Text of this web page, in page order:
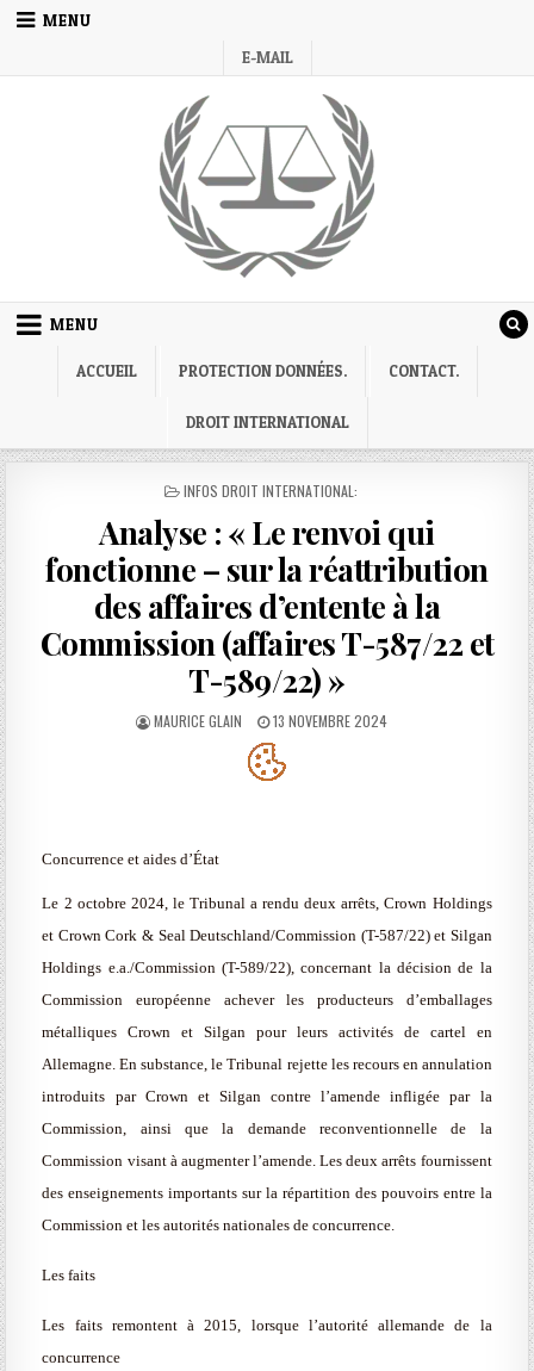
Skip
MENU
E-MAIL
MENU
ACCUEIL PROTECTION DONNÉES. CONTACT.
DROIT INTERNATIONAL
POSTED
INFOS DROIT INTERNATIONAL:
Analyse : « Le renvoi qui
fonctionne – sur la réattribution
des affaires d’entente à la
Commission (affaires T-587/22 et
T-589/22) »
AUTHOR:
MAURICE GLAIN
PUBLISHED
DATE:
13 NOVEMBRE 2024
Concurrence et aides d’État
Le 2 octobre 2024, le Tribunal a rendu deux arrêts, Crown Holdings
et Crown Cork & Seal Deutschland/Commission (T-587/22) et Silgan
Holdings e.a./Commission (T-589/22), concernant la décision de la
Commission européenne achever les producteurs d’emballages
métalliques Crown et Silgan pour leurs activités de cartel en
Allemagne. En substance, le Tribunal rejette les recours en annulation
introduits par Crown et Silgan contre l’amende infligée par la
Commission, ainsi que la demande reconventionnelle de la
Commission visant à augmenter l’amende. Les deux arrêts fournissent
des enseignements importants sur la répartition des pouvoirs entre la
Commission et les autorités nationales de concurrence.
Les faits
Les faits remontent à 2015, lorsque l’autorité allemande de la
concurrence